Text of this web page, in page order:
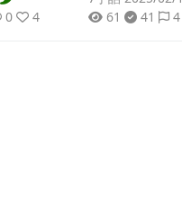
0 4
61
41 4